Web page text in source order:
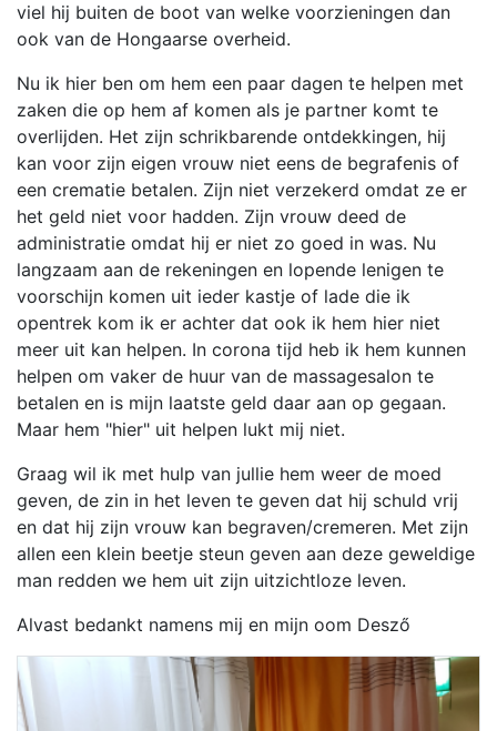
viel hij buiten de boot van welke voorzieningen dan
ook van de Hongaarse overheid.
Nu ik hier ben om hem een paar dagen te helpen met
zaken die op hem af komen als je partner komt te
overlijden. Het zijn schrikbarende ontdekkingen, hij
kan voor zijn eigen vrouw niet eens de begrafenis of
een crematie betalen. Zijn niet verzekerd omdat ze er
het geld niet voor hadden. Zijn vrouw deed de
administratie omdat hij er niet zo goed in was. Nu
langzaam aan de rekeningen en lopende lenigen te
voorschijn komen uit ieder kastje of lade die ik
opentrek kom ik er achter dat ook ik hem hier niet
meer uit kan helpen. In corona tijd heb ik hem kunnen
helpen om vaker de huur van de massagesalon te
betalen en is mijn laatste geld daar aan op gegaan.
Maar hem "hier" uit helpen lukt mij niet.
Graag wil ik met hulp van jullie hem weer de moed
geven, de zin in het leven te geven dat hij schuld vrij
en dat hij zijn vrouw kan begraven/cremeren. Met zijn
allen een klein beetje steun geven aan deze geweldige
man redden we hem uit zijn uitzichtloze leven.
Alvast bedankt namens mij en mijn oom Desző